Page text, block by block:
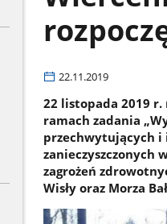
22.11.2019
22 listopada 2019
ramach zadania
przechwytujących i
zanieczyszczonych
zagrożeń
Wisły oraz Morza